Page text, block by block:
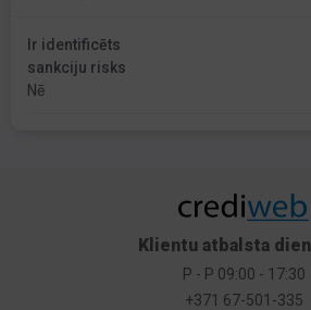
Ir identificēts
sankciju risks
Nē
Klientu atbalsta
P - P 09:00 - 17:30
+371 67-501-335